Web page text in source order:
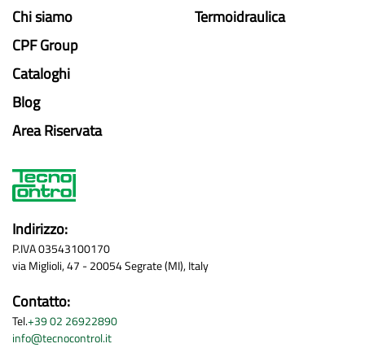
Indirizzo:
P.IVA 03543100170
via Miglioli, 47 - 20054 Segrate (MI), Italy
Contatto:
Tel.+39 02 26922890
info@tecnocontrol.it
Chi siamo
CPF Group
Cataloghi
Blog
Area Riservata
Termoidraulica